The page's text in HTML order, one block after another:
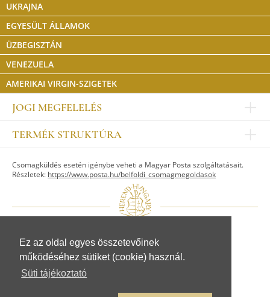
Ez az oldal egyes összetevőinek
működéséhez sütiket (cookie) használ.
Süti tájékoztató
UKRAJNA
EGYESÜLT ÁLLAMOK
ÜZBEGISZTÁN
VENEZUELA
AMERIKAI VIRGIN-SZIGETEK
JOGI MEGFELELÉS
Impresszum
Kapcsolat
Jogi nyilatkozat
Üzletszabályzat
Adattovábbítási nyilatkozat
TERMÉK STRUKTÚRA
ASZTALKULTÚRA
Kannák, cukortartók
Szervíz kiegészítők
FIGURÁK
Csomagküldés esetén igénybe veheti a Magyar Posta szolgáltatásait.
Részletek: https://www.posta.hu/belfoldi_csomagmegoldasok
© Herendi Porcelánmanufaktúra Zrt.
www.herend.com